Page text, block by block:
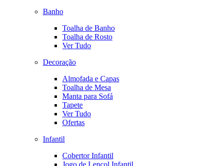
Banho
Toalha de Banho
Toalha de Rosto
Ver Tudo
Decoração
Almofada e Capas
Toalha de Mesa
Manta para Sofá
Tapete
Ver Tudo
Ofertas
Infantil
Cobertor Infantil